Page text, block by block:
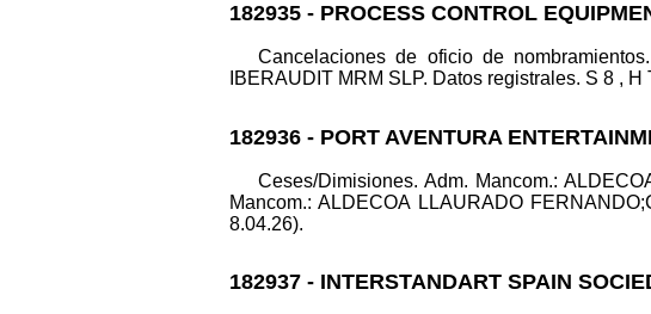
182935 - PROCESS CONTROL
Cancelaciones de oficio de
IBERAUDIT MRM SLP. Datos registrales. S 8 , H
182936 - PORT AVENTURA
Ceses/Dimisiones. Adm. Mancom.:
Mancom.: ALDECOA LLAURADO
8.04.26).
182937 - INTERSTANDART SPAIN